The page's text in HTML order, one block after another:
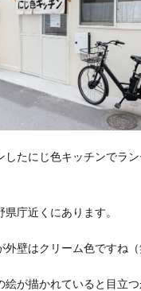
したにじ色キッチンでラ
庁近くにあります。
外壁はクリーム色ですね（
絵が描かれていると目立つ